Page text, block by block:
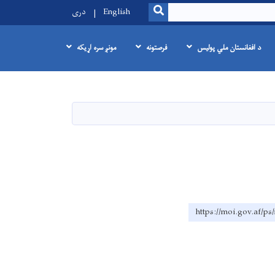
SEARCH
English دری
د افغانستان ملي پولیس فرصتونه مونږ سره اړیکه
https://moi.gov.af/ps/